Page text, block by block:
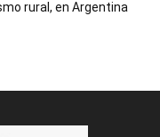
rural, en Argentina